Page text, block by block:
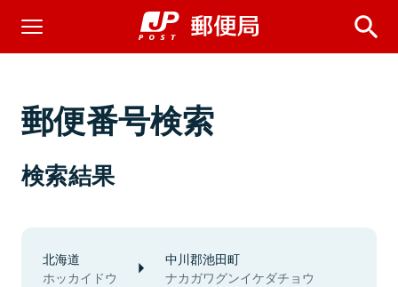
郵便番号検索
検索結果
北海道
ホッカイドウ
中川郡池田町
ナカガワグンイケダチョウ